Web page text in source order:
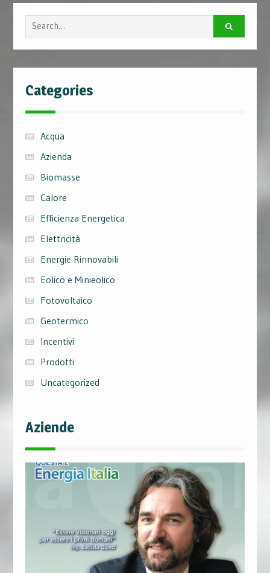
Search
for:
Categories
Acqua
Azienda
Biomasse
Calore
Efficienza Energetica
Elettricità
Energie Rinnovabili
Eolico e Minieolico
Fotovoltaico
Geotermico
Incentivi
Prodotti
Uncategorized
Aziende